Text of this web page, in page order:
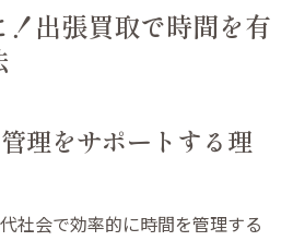
出張買取で時間を有
理をサポートする理
社会で効率的に時間を管理する